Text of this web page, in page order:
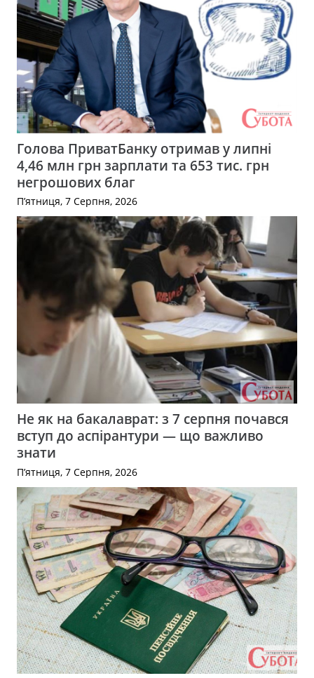
Голова ПриватБанку отримав у липні
4,46 млн грн зарплати та 653 тис. грн
негрошових благ
П’ятниця, 7 Серпня, 2026
Не як на бакалаврат: з 7 серпня почався
вступ до аспірантури — що важливо
знати
П’ятниця, 7 Серпня, 2026